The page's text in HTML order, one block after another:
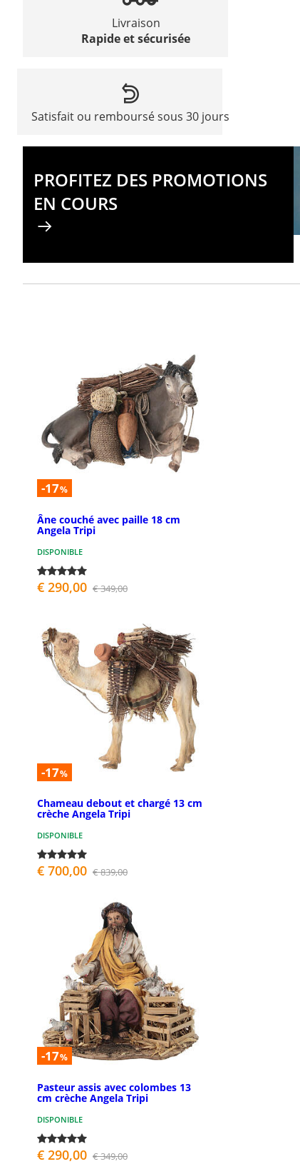
Livraison
Rapide et sécurisée
Satisfait ou remboursé sous 30 jours
PROFITEZ DES PROMOTIONS
EN COURS
-17%
Âne couché avec paille 18 cm
Angela Tripi
DISPONIBLE
€ 290,00 € 349,00
-17%
Chameau debout et chargé 13 cm
crèche Angela Tripi
DISPONIBLE
€ 700,00 € 839,00
-17%
Pasteur assis avec colombes 13
cm crèche Angela Tripi
DISPONIBLE
€ 290,00 € 349,00